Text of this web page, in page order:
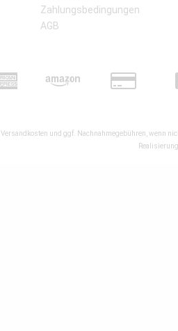
Zahlungsbedingungen
AGB
Versandkosten und ggf. Nachnahmegebühren, wenn